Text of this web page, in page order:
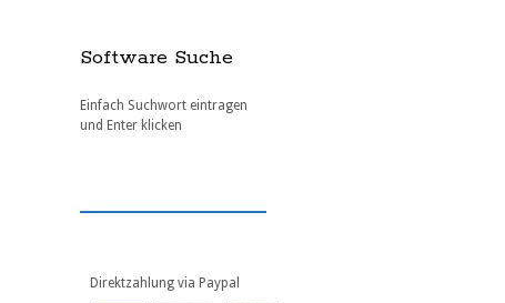
Software Suche
Einfach Suchwort eintragen
und Enter klicken
Direktzahlung via Paypal